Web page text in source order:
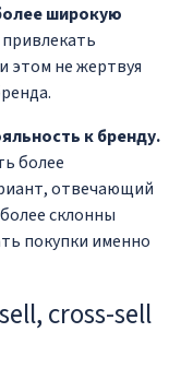
широкую
этом не жертвуя
к бренду.
более
отвечающий
склонны
покупки именно
cross-sell